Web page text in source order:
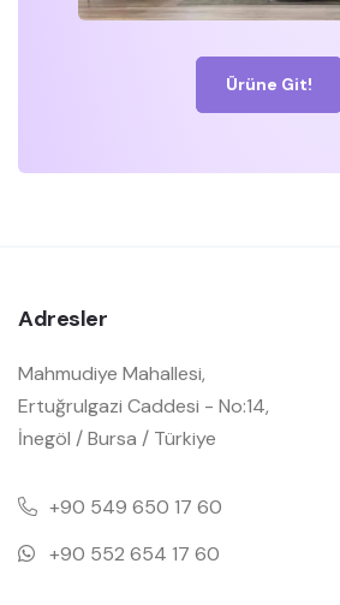
Ürüne Git!
Adresler
Mahmudiye Mahallesi,
Ertuğrulgazi Caddesi - No:14,
İnegöl / Bursa / Türkiye
+90 549 650 17 60
+90 552 654 17 60